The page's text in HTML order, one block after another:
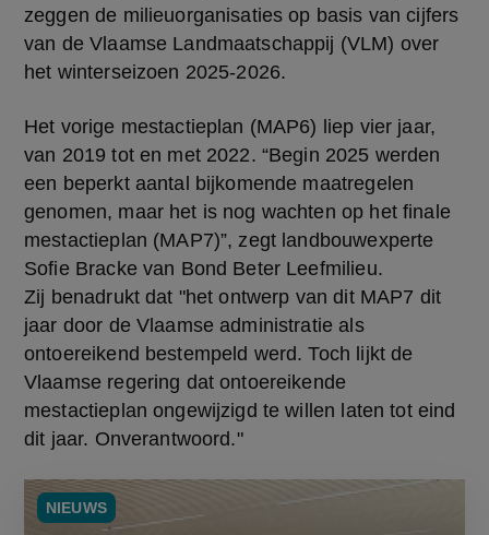
zeggen de milieuorganisaties op basis van cijfers
van de Vlaamse Landmaatschappij (VLM) over
het winterseizoen 2025-2026.
Het vorige mestactieplan (MAP6) liep vier jaar,
van 2019 tot en met 2022. “Begin 2025 werden
een beperkt aantal bijkomende maatregelen
genomen, maar het is nog wachten op het finale
mestactieplan (MAP7)”, zegt landbouwexperte
Sofie Bracke van Bond Beter Leefmilieu.
Zij benadrukt dat "het ontwerp van dit MAP7 dit
jaar door de Vlaamse administratie als
ontoereikend bestempeld werd. Toch lijkt de
Vlaamse regering dat ontoereikende
mestactieplan ongewijzigd te willen laten tot eind
dit jaar. Onverantwoord."
NIEUWS